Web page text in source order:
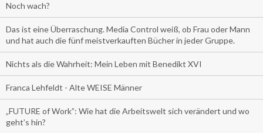
Noch wach?
Das ist eine Überraschung. Media Control weiß, ob Frau oder Mann
und hat auch die fünf meistverkauften Bücher in jeder Gruppe.
Nichts als die Wahrheit: Mein Leben mit Benedikt XVI
Franca Lehfeldt - Alte WEISE Männer
„FUTURE of Work”: Wie hat die Arbeitswelt sich verändert und wo
geht’s hin?